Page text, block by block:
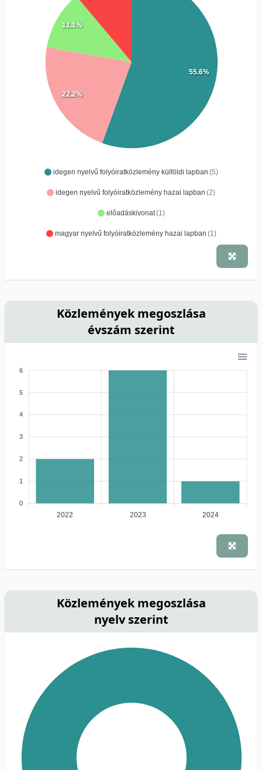
idegen nyelvű folyóiratközlemény külföldi lapban (5)
idegen nyelvű folyóiratközlemény hazai lapban (2)
előadáskivonat(1)
magyar nyelvű folyóiratközlemény hazai lapban (1)
55.6%
22.2%
11.1%
Közlemények megoszlása
évszám szerint
6
5
4
3
2
1
0
2022 2023 2024
Közlemények megoszlása
nyelv szerint